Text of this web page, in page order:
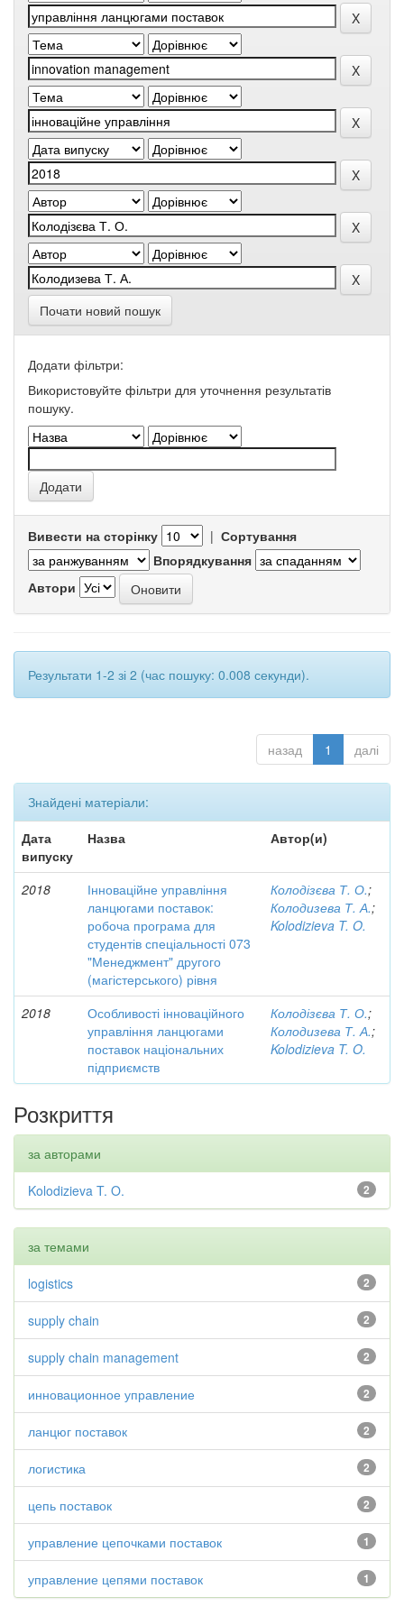
Почати новий пошук
Додати фільтри:
Використовуйте фільтри для уточнення результатів
пошуку.
Вивести на сторінку | Сортування
Впорядкування
Автори
Результати 1-2 зі 2 (час пошуку: 0.008 секунди).
назад 1 далі
Знайдені матеріали:
Дата
випуску
Назва Автор(и)
2018
Інноваційне управління
ланцюгами поставок:
робоча програма для
студентів спеціальності 073
"Менеджмент" другого
(магістерського) рівня
Колодізєва Т. О.;
Колодизева Т. А.;
Kolodizieva T. O.
2018
Особливості інноваційного
управління ланцюгами
поставок національних
підприємств
Колодізєва Т. О.;
Колодизева Т. А.;
Kolodizieva T. O.
Розкриття
за авторами
2
Kolodizieva T. O.
за темами
2
logistics
2
supply chain
2
supply chain management
2
инновационное управление
2
ланцюг поставок
2
логистика
2
цепь поставок
1
управление цепочками поставок
1
управление цепями поставок